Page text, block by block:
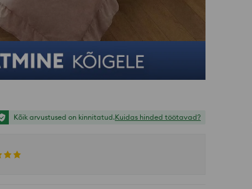
Kõik arvustused on kinnitatud.Kuidas hinded töötavad?